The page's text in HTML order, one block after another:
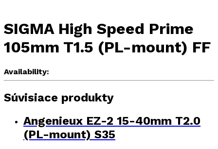
SIGMA High Speed Prime
105mm T1.5 (PL-mount) FF
Availability:
Súvisiace produkty
Angenieux EZ-2 15-40mm T2.0
(PL-mount) S35